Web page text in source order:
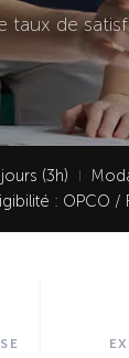
taux de
(3h) I
: OPCO /